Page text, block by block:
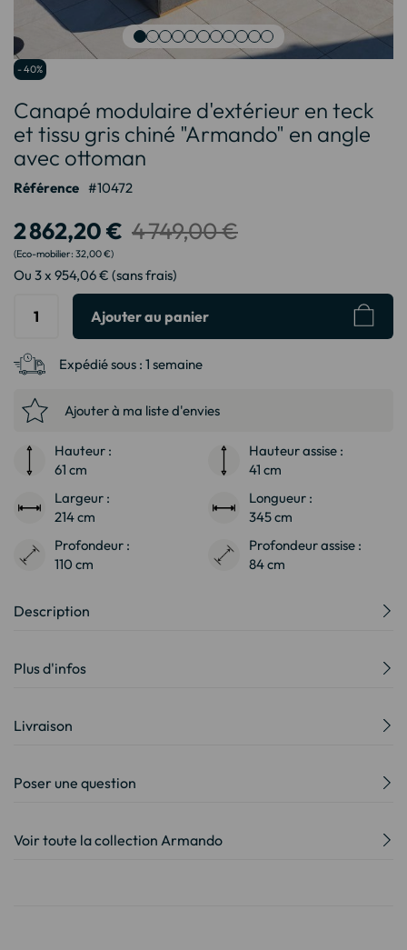
Passer
début
la
Galerie
d’images
- 40%
Canapé modulaire d'extérieur en teck
et tissu gris chiné "Armando" en angle
avec ottoman
Référence 10472
2 862,20 €
32,00 €
4 749,00 €
Ou 3 x 954,06 € (sans frais)
Ajouter au panier
Expédié sous : 1 semaine
Ajouter à ma liste d'envies
Hauteur :
61 cm
Hauteur assise :
41 cm
Largeur :
214 cm
Longueur :
345 cm
Profondeur :
110 cm
Profondeur assise :
84 cm
Description
Plus d'infos
Livraison
Poser une question
Voir toute la collection Armando